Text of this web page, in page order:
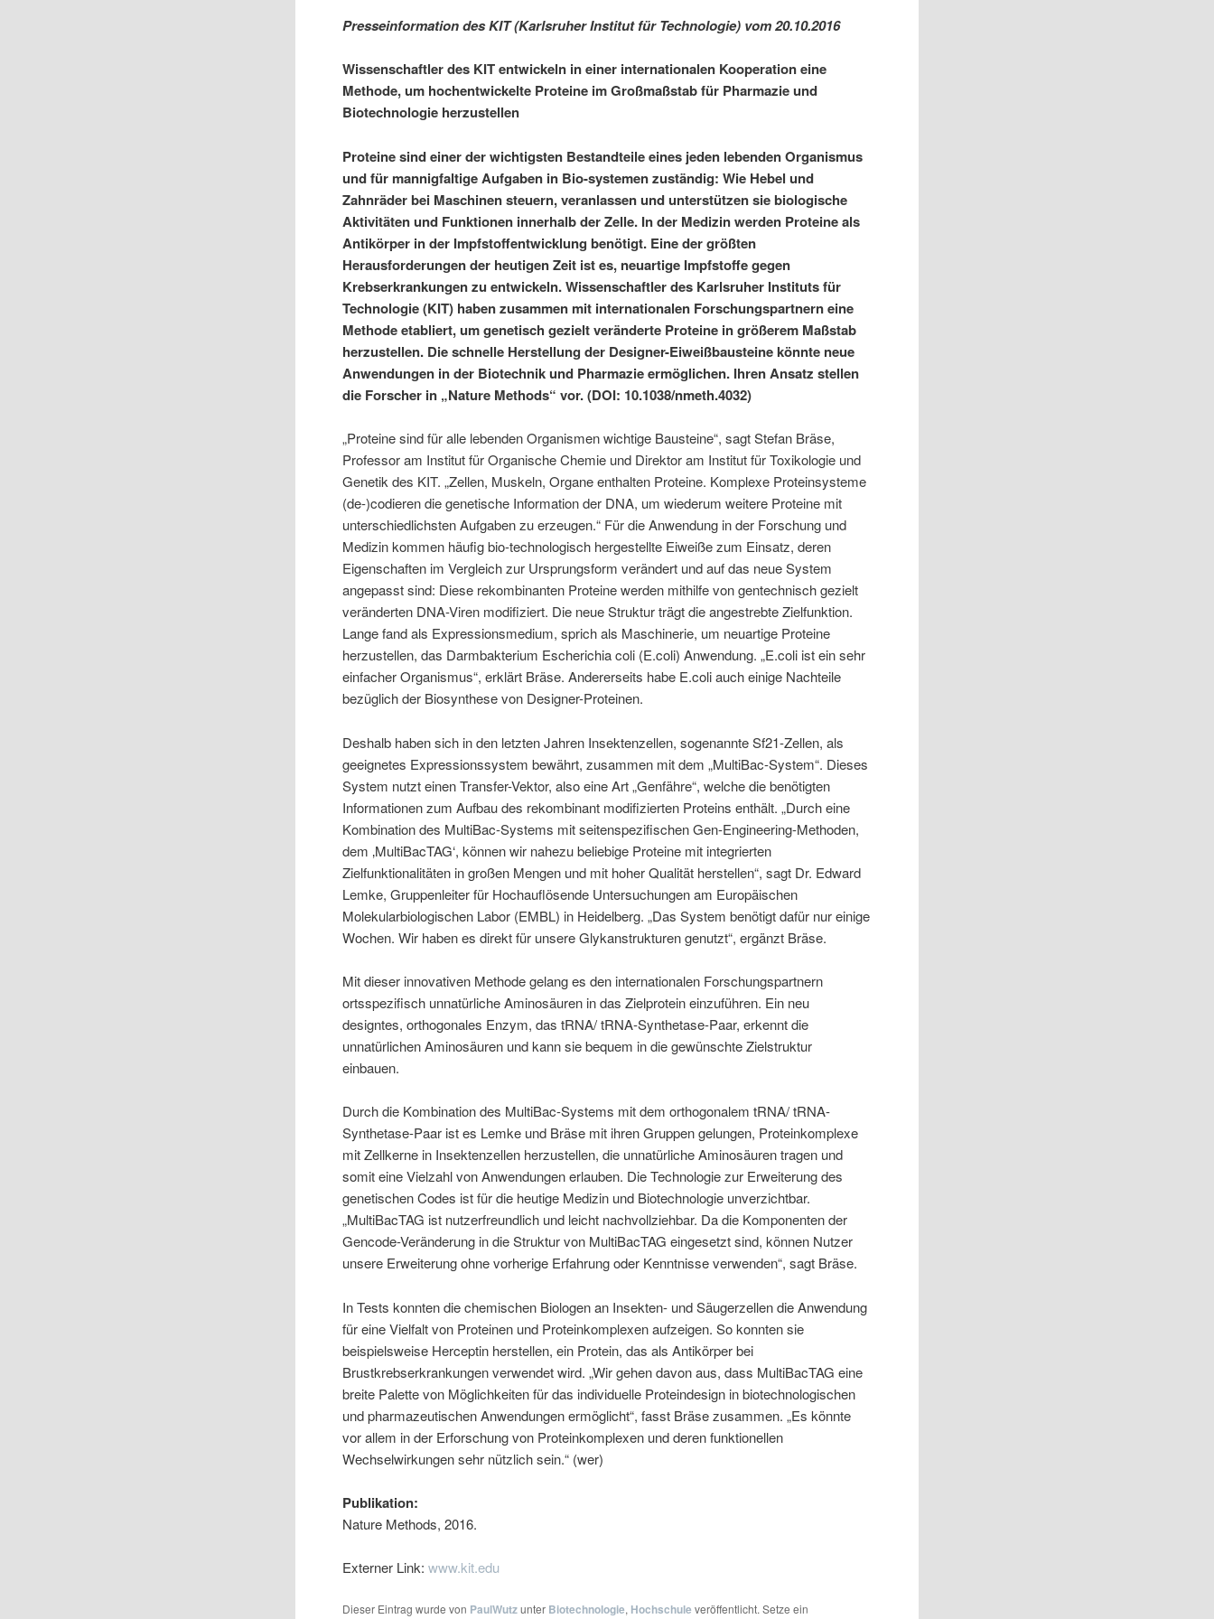
Presseinformation des KIT (Karlsruher Institut für Technologie) vom 20.10.2016
Wissenschaftler des KIT entwickeln in einer internationalen Kooperation eine
Methode, um hochentwickelte Proteine im Großmaßstab für Pharmazie und
Biotechnologie herzustellen
Proteine sind einer der wichtigsten Bestandteile eines jeden lebenden Organismus
und für mannigfaltige Aufgaben in Bio-systemen zuständig: Wie Hebel und
Zahnräder bei Maschinen steuern, veranlassen und unterstützen sie biologische
Aktivitäten und Funktionen innerhalb der Zelle. In der Medizin werden Proteine als
Antikörper in der Impfstoffentwicklung benötigt. Eine der größten
Herausforderungen der heutigen Zeit ist es, neuartige Impfstoffe gegen
Krebserkrankungen zu entwickeln. Wissenschaftler des Karlsruher Instituts für
Technologie (KIT) haben zusammen mit internationalen Forschungspartnern eine
Methode etabliert, um genetisch gezielt veränderte Proteine in größerem Maßstab
herzustellen. Die schnelle Herstellung der Designer-Eiweißbausteine könnte neue
Anwendungen in der Biotechnik und Pharmazie ermöglichen. Ihren Ansatz stellen
die Forscher in „Nature Methods“ vor. (DOI: 10.1038/nmeth.4032)
„Proteine sind für alle lebenden Organismen wichtige Bausteine“, sagt Stefan Bräse,
Professor am Institut für Organische Chemie und Direktor am Institut für Toxikologie und
Genetik des KIT. „Zellen, Muskeln, Organe enthalten Proteine. Komplexe Proteinsysteme
(de-)codieren die genetische Information der DNA, um wiederum weitere Proteine mit
unterschiedlichsten Aufgaben zu erzeugen.“ Für die Anwendung in der Forschung und
Medizin kommen häufig bio-technologisch hergestellte Eiweiße zum Einsatz, deren
Eigenschaften im Vergleich zur Ursprungsform verändert und auf das neue System
angepasst sind: Diese rekombinanten Proteine werden mithilfe von gentechnisch gezielt
veränderten DNA-Viren modifiziert. Die neue Struktur trägt die angestrebte Zielfunktion.
Lange fand als Expressionsmedium, sprich als Maschinerie, um neuartige Proteine
herzustellen, das Darmbakterium Escherichia coli (E.coli) Anwendung. „E.coli ist ein sehr
einfacher Organismus“, erklärt Bräse. Andererseits habe E.coli auch einige Nachteile
bezüglich der Biosynthese von Designer-Proteinen.
Deshalb haben sich in den letzten Jahren Insektenzellen, sogenannte Sf21-Zellen, als
geeignetes Expressionssystem bewährt, zusammen mit dem „MultiBac-System“. Dieses
System nutzt einen Transfer-Vektor, also eine Art „Genfähre“, welche die benötigten
Informationen zum Aufbau des rekombinant modifizierten Proteins enthält. „Durch eine
Kombination des MultiBac-Systems mit seitenspezifischen Gen-Engineering-Methoden,
dem ‚MultiBacTAG‘, können wir nahezu beliebige Proteine mit integrierten
Zielfunktionalitäten in großen Mengen und mit hoher Qualität herstellen“, sagt Dr. Edward
Lemke, Gruppenleiter für Hochauflösende Untersuchungen am Europäischen
Molekularbiologischen Labor (EMBL) in Heidelberg. „Das System benötigt dafür nur einige
Wochen. Wir haben es direkt für unsere Glykanstrukturen genutzt“, ergänzt Bräse.
Mit dieser innovativen Methode gelang es den internationalen Forschungspartnern
ortsspezifisch unnatürliche Aminosäuren in das Zielprotein einzuführen. Ein neu
designtes, orthogonales Enzym, das tRNA/ tRNA-Synthetase-Paar, erkennt die
unnatürlichen Aminosäuren und kann sie bequem in die gewünschte Zielstruktur
einbauen.
Durch die Kombination des MultiBac-Systems mit dem orthogonalem tRNA/ tRNA-
Synthetase-Paar ist es Lemke und Bräse mit ihren Gruppen gelungen, Proteinkomplexe
mit Zellkerne in Insektenzellen herzustellen, die unnatürliche Aminosäuren tragen und
somit eine Vielzahl von Anwendungen erlauben. Die Technologie zur Erweiterung des
genetischen Codes ist für die heutige Medizin und Biotechnologie unverzichtbar.
„MultiBacTAG ist nutzerfreundlich und leicht nachvollziehbar. Da die Komponenten der
Gencode-Veränderung in die Struktur von MultiBacTAG eingesetzt sind, können Nutzer
unsere Erweiterung ohne vorherige Erfahrung oder Kenntnisse verwenden“, sagt Bräse.
In Tests konnten die chemischen Biologen an Insekten- und Säugerzellen die Anwendung
für eine Vielfalt von Proteinen und Proteinkomplexen aufzeigen. So konnten sie
beispielsweise Herceptin herstellen, ein Protein, das als Antikörper bei
Brustkrebserkrankungen verwendet wird. „Wir gehen davon aus, dass MultiBacTAG eine
breite Palette von Möglichkeiten für das individuelle Proteindesign in biotechnologischen
und pharmazeutischen Anwendungen ermöglicht“, fasst Bräse zusammen. „Es könnte
vor allem in der Erforschung von Proteinkomplexen und deren funktionellen
Wechselwirkungen sehr nützlich sein.“ (wer)
Publikation:
Nature Methods, 2016.
Externer Link:www.kit.edu
Dieser Eintrag wurde von PaulWutzunter Biotechnologie, Hochschule veröffentlicht. Setze ein